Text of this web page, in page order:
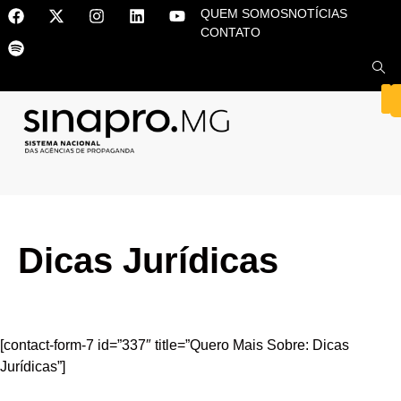
QUEM SOMOSNOTÍCIAS
CONTATO
Dicas Jurídicas
[contact-form-7 id=”337″ title=”Quero Mais Sobre: Dicas
Jurídicas”]